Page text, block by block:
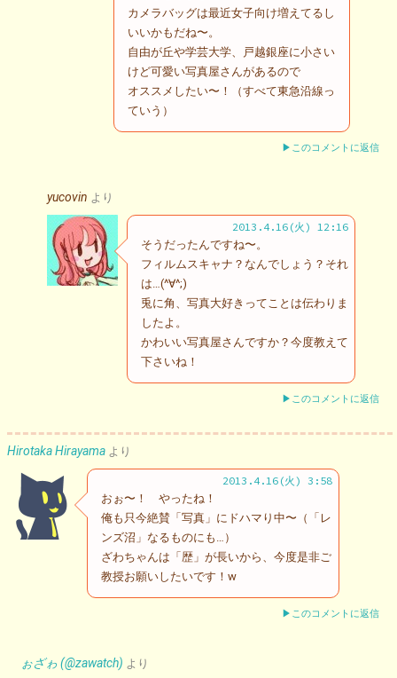
カメラバッグは最近女子向け増えてるし
いいかもだね〜。
自由が丘や学芸大学、戸越銀座に小さい
けど可愛い写真屋さんがあるので
オススメしたい〜！（すべて東急沿線っ
ていう）
▶このコメントに返信
yucovin より
2013.4.16(火) 12:16
そうだったんですね〜。
フィルムスキャナ？なんでしょう？それ
は…(^∀^;)
兎に角、写真大好きってことは伝わりま
したよ。
かわいい写真屋さんですか？今度教えて
下さいね！
▶このコメントに返信
Hirotaka Hirayama より
2013.4.16(火) 3:58
おぉ〜！ やったね！
俺も只今絶賛「写真」にドハマり中〜（「レ
ンズ沼」なるものにも…）
ざわちゃんは「歴」が長いから、今度是非ご
教授お願いしたいです！w
▶このコメントに返信
ぉざゎ (@zawatch) より